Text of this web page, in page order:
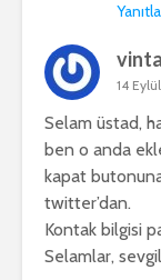
Yanıtla
14
Selam üstad,
ben o anda
kapat
twitter’dan.
Kontak bilgisi
Selamlar,